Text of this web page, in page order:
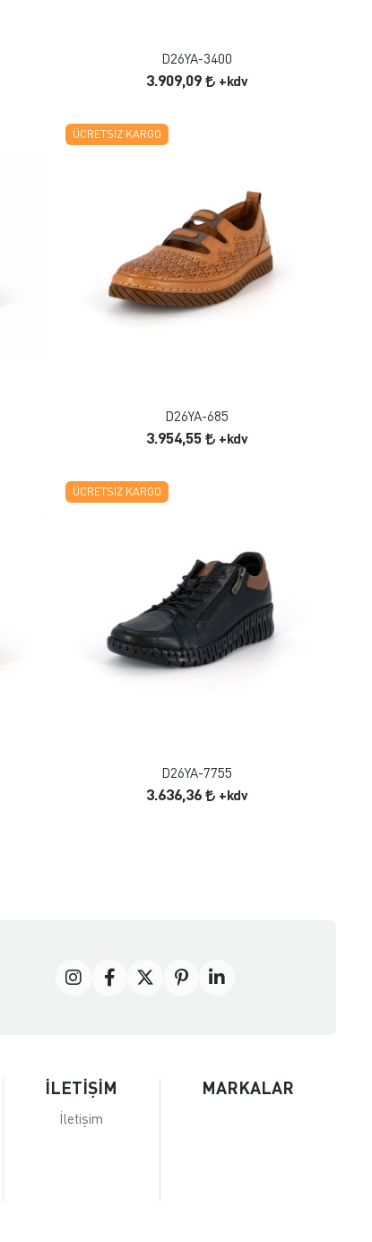
D26YA-3400
3.909,09 +kdv
ÜCRETSIZ KARGO
D26YA-685
3.954,55 +kdv
ÜCRETSIZ KARGO
D26YA-7755
3.636,36 +kdv
İLETİŞİM
İletişim
MARKALAR